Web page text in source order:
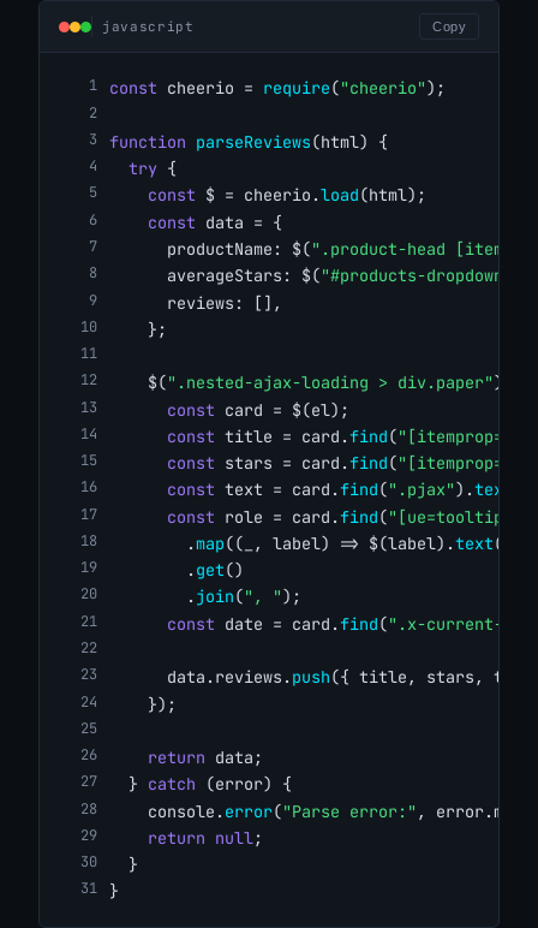
javascript Copy
const cheerio = require("cheerio");
function parseReviews(html) {
try {
const $ = cheerio.load(html);
const data = {
      productName: $(
".product-head
      averageStars: $(
"#products-dropdown
      reviews: [],
    };
    $(
".nested-ajax-loading > div.paper").
const card = $(el);
const title = card.find(
const stars = card.find(
const text = card.find(".pjax").text
const role = card.find("[ue=tooltip]"
        .
map((_, label) => $(label).text().
        .
get()
        .
join(", ");
const date = card.find(".x-current-
      data.reviews.
push({ title, stars,
    });
return data;
  }
catch (error) {
    console.
error("Parse error:" ,
return null;
  }
}